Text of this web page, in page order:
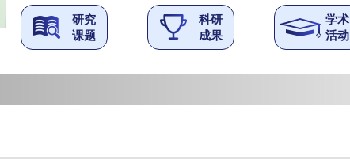
研究
课题
科研
成果
学术
活动